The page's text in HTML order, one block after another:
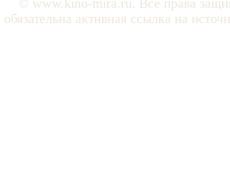
© www.kino-mira.ru. Все права
обязательна активная ссылка на